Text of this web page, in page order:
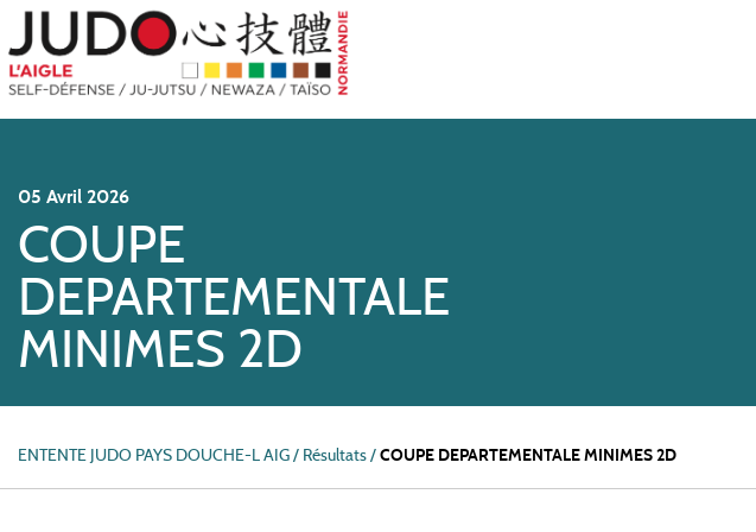
05 Avril 2026
COUPE
DEPARTEMENTALE
MINIMES 2D
ENTENTE JUDO PAYS DOUCHE-L AIG / Résultats / COUPE DEPARTEMENTALE MINIMES 2D